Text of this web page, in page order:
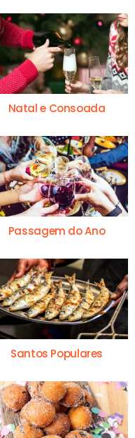
Natal e Consoada
Passagem do Ano
Santos Populares